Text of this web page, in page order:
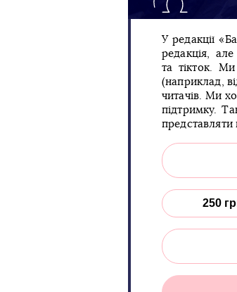
У редакції
редакція,
та тікток. Ми
(наприклад,
читачів. Ми
підтримку.
представляти
250